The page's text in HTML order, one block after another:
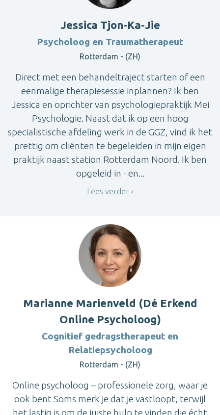
Jessica Tjon-Ka-Jie
Psycholoog en Traumatherapeut
Rotterdam - (ZH)
Direct met een behandeltraject starten of een
eenmalige therapiesessie inplannen? Ik ben
Jessica en oprichter van psychologiepraktijk Mei
Psychologie. Naast dat ik op een hoog
specialistische afdeling werk in de GGZ, vind ik het
prettig om cliënten te begeleiden in mijn eigen
praktijk naast station Rotterdam Noord. Ik ben
opgeleid in - en...
Lees verder
Marianne Marienveld (Dé Erkend
Online Psycholoog)
Cognitief gedragstherapeut en
Relatiepsycholoog
Rotterdam - (ZH)
Online psycholoog – professionele zorg, waar je
ook bent Soms merk je dat je vastloopt, terwijl
het lastig is om de juiste hulp te vinden die écht